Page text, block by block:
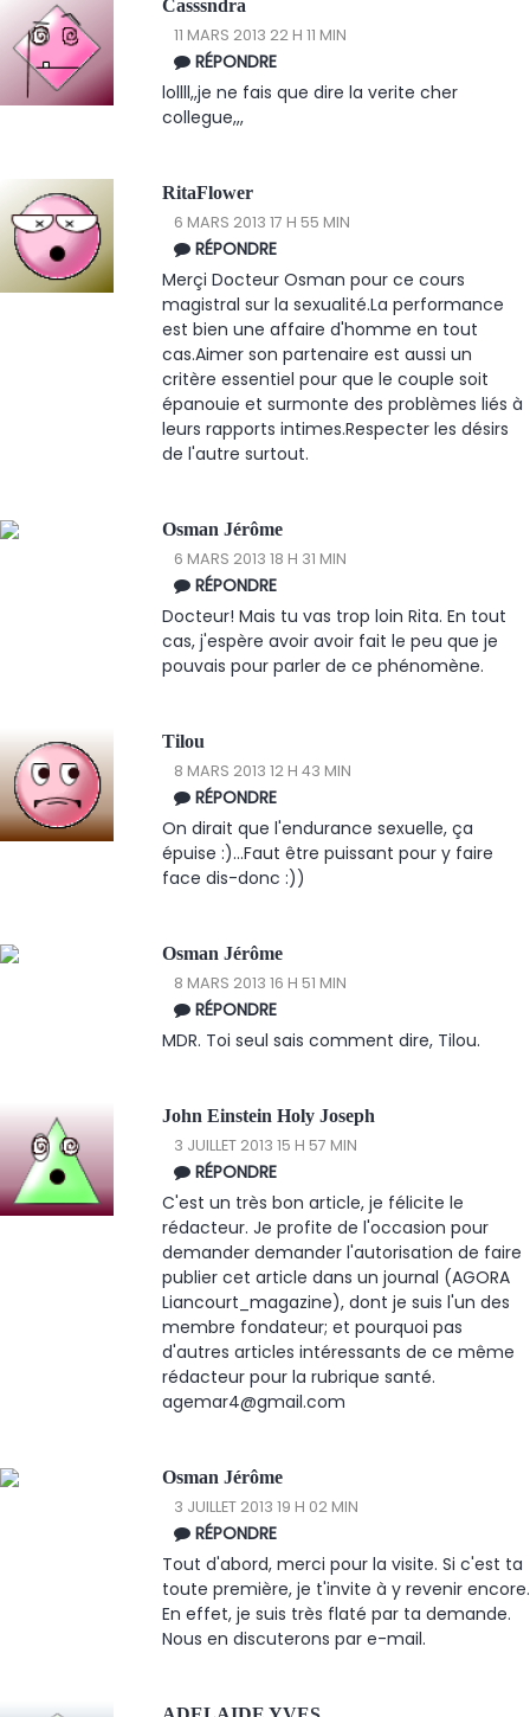
Casssndra
11 MARS 2013 22 H 11 MIN
RÉPONDRE
lollll,,je ne fais que dire la verite cher
collegue,,,
RitaFlower
6 MARS 2013 17 H 55 MIN
RÉPONDRE
Merçi Docteur Osman pour ce cours
magistral sur la sexualité.La performance
est bien une affaire d'homme en tout
cas.Aimer son partenaire est aussi un
critère essentiel pour que le couple soit
épanouie et surmonte des problèmes liés à
leurs rapports intimes.Respecter les désirs
de l'autre surtout.
Osman Jérôme
6 MARS 2013 18 H 31 MIN
RÉPONDRE
Docteur! Mais tu vas trop loin Rita. En tout
cas, j'espère avoir avoir fait le peu que je
pouvais pour parler de ce phénomène.
Tilou
8 MARS 2013 12 H 43 MIN
RÉPONDRE
On dirait que l'endurance sexuelle, ça
épuise :)...Faut être puissant pour y faire
face dis-donc :))
Osman Jérôme
8 MARS 2013 16 H 51 MIN
RÉPONDRE
MDR. Toi seul sais comment dire, Tilou.
John Einstein Holy Joseph
3 JUILLET 2013 15 H 57 MIN
RÉPONDRE
C'est un très bon article, je félicite le
rédacteur. Je profite de l'occasion pour
demander demander l'autorisation de faire
publier cet article dans un journal (AGORA
Liancourt_magazine), dont je suis l'un des
membre fondateur; et pourquoi pas
d'autres articles intéressants de ce même
rédacteur pour la rubrique santé.
agemar4@gmail.com
Osman Jérôme
3 JUILLET 2013 19 H 02 MIN
RÉPONDRE
Tout d'abord, merci pour la visite. Si c'est ta
toute première, je t'invite à y revenir encore.
En effet, je suis très flaté par ta demande.
Nous en discuterons par e-mail.